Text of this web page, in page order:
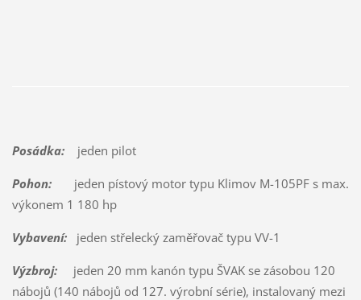
Posádka:jeden pilot
Pohon:jeden pístový motor typu Klimov M-105PF s max.
výkonem 1 180 hp
Vybavení:jeden střelecký zaměřovač typu VV-1
Výzbroj:jeden 20 mm kanón typu ŠVAK se zásobou 120
nábojů (140 nábojů od 127. výrobní série), instalovaný mezi